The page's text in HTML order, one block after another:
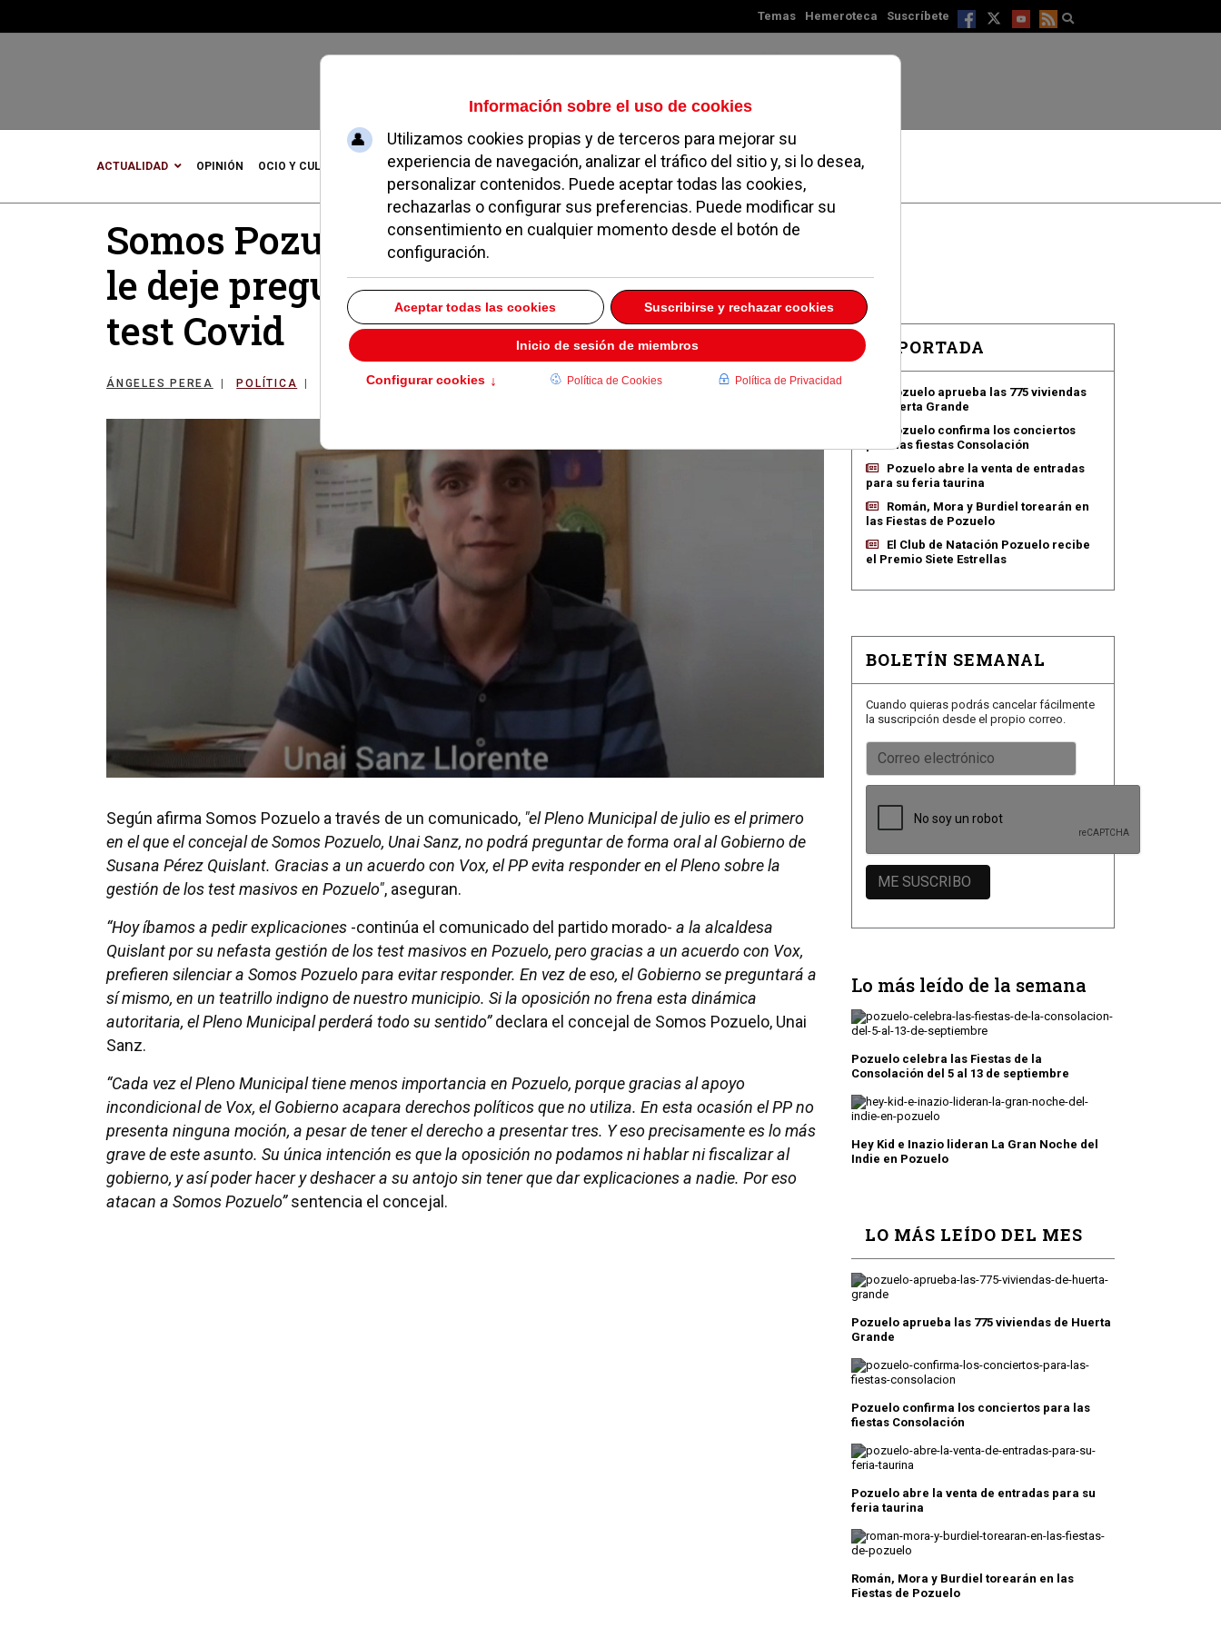
Temas Hemeroteca Suscríbete
Sábado, 08 de agosto de 2026
ACTUALIDAD OPINIÓN OCIO Y CULTURA DEPORTES MADRID NOROESTE SOCIEDAD MAGAZINE SERVICIOS
Somos Pozuelo se queja de que el PP no
le deje preguntar en el Pleno sobre los
test Covid
ÁNGELES PEREA POLÍTICA 26 JUNIO 2020
Según afirma Somos Pozuelo a través de un comunicado, "el Pleno Municipal de julio es el primero
en el que el concejal de Somos Pozuelo, Unai Sanz, no podrá preguntar de forma oral al Gobierno de
Susana Pérez Quislant. Gracias a un acuerdo con Vox, el PP evita responder en el Pleno sobre la
gestión de los test masivos en Pozuelo", aseguran.
“Hoy íbamos a pedir explicaciones -continúa el comunicado del partido morado- a la alcaldesa
Quislant por su nefasta gestión de los test masivos en Pozuelo, pero gracias a un acuerdo con Vox,
prefieren silenciar a Somos Pozuelo para evitar responder. En vez de eso, el Gobierno se preguntará a
sí mismo, en un teatrillo indigno de nuestro municipio. Si la oposición no frena esta dinámica
autoritaria, el Pleno Municipal perderá todo su sentido”declara el concejal de Somos Pozuelo, Unai
Sanz.
“Cada vez el Pleno Municipal tiene menos importancia en Pozuelo, porque gracias al apoyo
incondicional de Vox, el Gobierno acapara derechos políticos que no utiliza. En esta ocasión el PP no
presenta ninguna moción, a pesar de tener el derecho a presentar tres. Y eso precisamente es lo más
grave de este asunto. Su única intención es que la oposición no podamos ni hablar ni fiscalizar al
gobierno, y así poder hacer y deshacer a su antojo sin tener que dar explicaciones a nadie. Por eso
atacan a Somos Pozuelo”sentencia el concejal.
EN PORTADA
Pozuelo aprueba las 775 viviendas
de Huerta Grande
Pozuelo confirma los conciertos
para las fiestas Consolación
Pozuelo abre la venta de entradas
para su feria taurina
Román, Mora y Burdiel torearán en
las Fiestas de Pozuelo
El Club de Natación Pozuelo recibe
el Premio Siete Estrellas
BOLETÍN SEMANAL
Cuando quieras podrás cancelar fácilmente
la suscripción desde el propio correo.
Lo más leído de la semana
Pozuelo celebra las Fiestas de la
Consolación del 5 al 13 de septiembre
Hey Kid e Inazio lideran La Gran Noche del
Indie en Pozuelo
LO MÁS LEÍDO DEL MES
Pozuelo aprueba las 775 viviendas de Huerta
Grande
Pozuelo confirma los conciertos para las
fiestas Consolación
Pozuelo abre la venta de entradas para su
feria taurina
Román, Mora y Burdiel torearán en las
Fiestas de Pozuelo